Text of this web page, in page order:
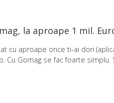
la aproape 1 mil.
cu aproape orice ti-ai dori
Gomag se fac foarte